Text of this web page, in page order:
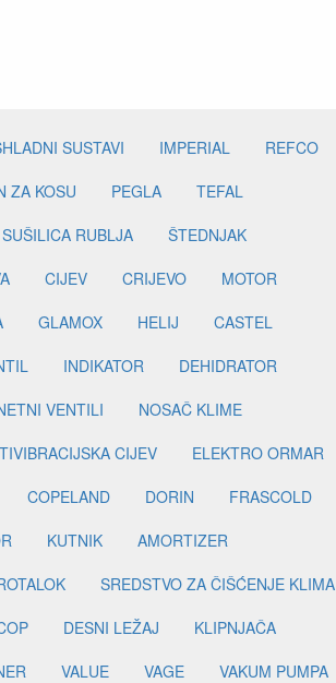
SUSTAVI IMPERIAL
REFCO
ZA KOSU PEGLA
TEFAL
SUŠILICA RUBLJA
ŠTEDNJAK
CIJEV CRIJEVO
MOTOR
GLAMOX HELIJ
CASTEL
INDIKATOR
DEHIDRATOR
VENTILI
NOSAČ KLIME
CIJEV
ELEKTRO ORMAR
COPELAND DORIN
FRASCOLD
KUTNIK
AMORTIZER
SREDSTVO ZA ČIŠĆENJE KLIMA
DESNI LEŽAJ
KLIPNJAČA
VALUE VAGE
VAKUM PUMPA